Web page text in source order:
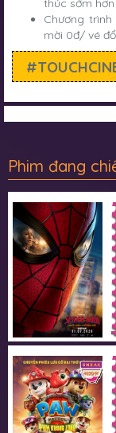
thúc sớm
Chương
mời 0đ/ vé
Phim đang